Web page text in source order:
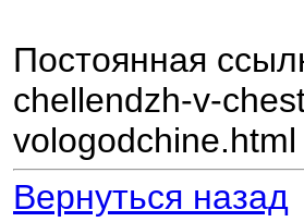
Постоянная
chellendzh-v-
vologodchine.html
Вернуться назад